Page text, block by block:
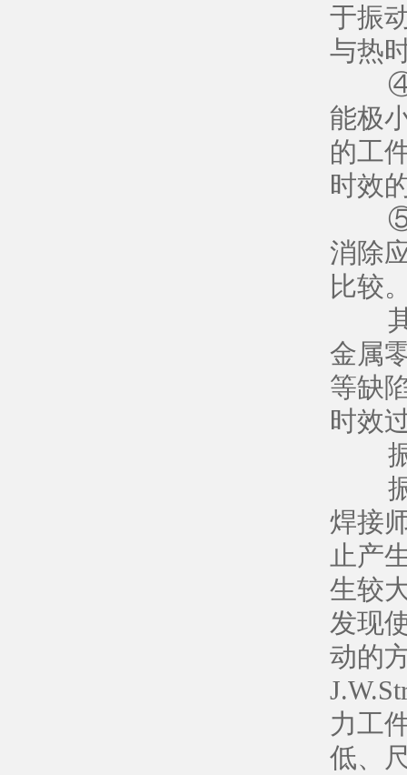
于振
与热
④ 节
能极
的工
时效
⑤ 消
消除
比较
其
金属
等缺
时效
振
振
焊接
止产
生较
发现
动的
力工
低、